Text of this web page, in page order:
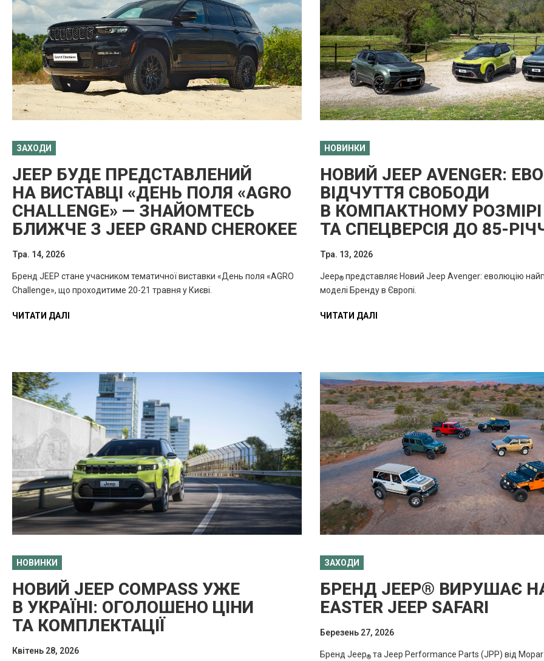
ЗАХОДИ
JEEP БУДЕ ПРЕДСТАВЛЕНИЙ
НА ВИСТАВЦІ «ДЕНЬ ПОЛЯ «AGRO
CHALLENGE» — ЗНАЙОМТЕСЬ
БЛИЖЧЕ З JEEP GRAND CHEROKEE
Тра. 14, 2026
Бренд JEEP стане учасником тематичної виставки «День поля «AGRO
Challenge», що проходитиме 20-21 травня у Києві.
ЧИТАТИ ДАЛІ
НОВИНКИ
НОВИЙ JEEP AVENGER:
ВІДЧУТТЯ СВОБОДИ
В КОМПАКТНОМУ РОЗМІРІ
ТА СПЕЦВЕРСІЯ ДО 85-
Тра. 13, 2026
Jeep® представляє Новий Jeep Avenger: еволюцію
моделі Бренду в Європі.
ЧИТАТИ ДАЛІ
НОВИНКИ
НОВИЙ JEEP COMPASS УЖЕ
В УКРАЇНІ: ОГОЛОШЕНО ЦІНИ
ТА КОМПЛЕКТАЦІЇ
Квітень 28, 2026
ЗАХОДИ
БРЕНД JEEP® ВИРУШАЄ
EASTER JEEP SAFARI
Березень 27, 2026
Бренд Jeep® та Jeep Performance Parts (JPP) від